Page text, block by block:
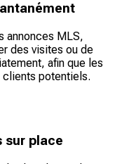
annonces MLS,
des visites ou de
afin que les
clients potentiels.
sur place